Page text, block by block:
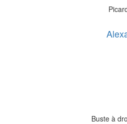
Buste à